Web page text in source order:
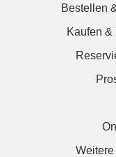
Bestellen
Kaufen &